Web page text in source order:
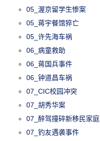
05_渥京留学生惨案
05_蒋宇餐馆猝亡
05_许先海车祸
06_病童救助
06_蒋国兵事件
06_钟道昌车祸
07_CIC校园冲突
07_胡秀华案
07_醉驾撞碎新移民家庭
07_钓友遇袭事件